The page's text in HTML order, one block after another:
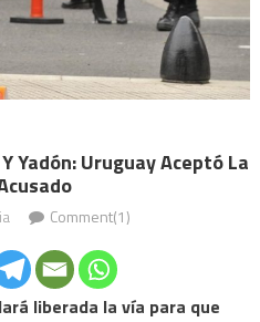
Yadón: Uruguay Aceptó La
Comment(1)
liberada la vía para que